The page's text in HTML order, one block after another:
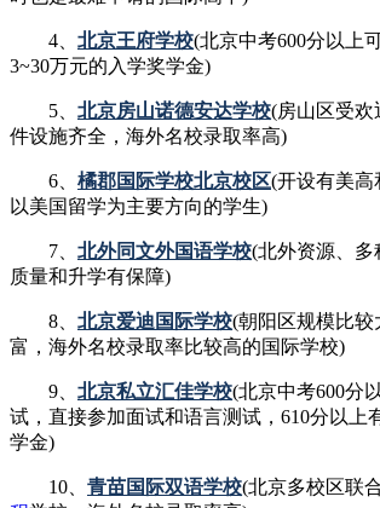
4、 北京王府学校(北京中考600分以上
3~30万元的入学奖学金)
5、 北京房山诺德安达学校(房山区受欢
件设施齐全，海外名校录取率高)
6、 橘郡国际学校北京校区(开设有美高
以美国留学为主要方向的学生)
7、 北外同文外国语学校(北外资源、多
质量和升学有保障)
8、 北京爱迪国际学校(朝阳区规模比
富，海外名校录取率比较高的国际学校)
9、 北京私立汇佳学校(北京中考600分
试，直接参加面试和语言测试，610分以上
学金)
10、 青苗国际双语学校(北京多校区联